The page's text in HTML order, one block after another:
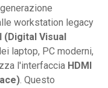
workstation legacy
(Digital Visual
laptop, PC moderni,
l'interfaccia HDMI
. Questo